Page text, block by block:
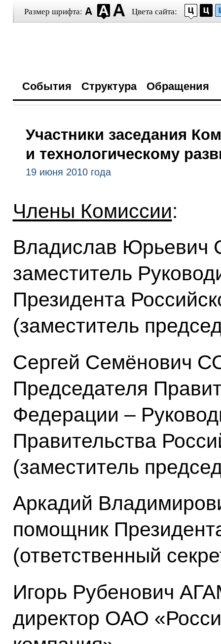
Размер шрифта: Цвета сайта:
События Структура Обращения
Участники заседания
и технологическому
19 июня 2010 года
Члены Комиссии:
Владислав
заместитель
Президента
(заместитель
Сергей Семёнович
Председателя
Федерации –
Правительства
(заместитель
Аркадий
помощник
(ответственный
Игорь Рубенович
директор ОАО